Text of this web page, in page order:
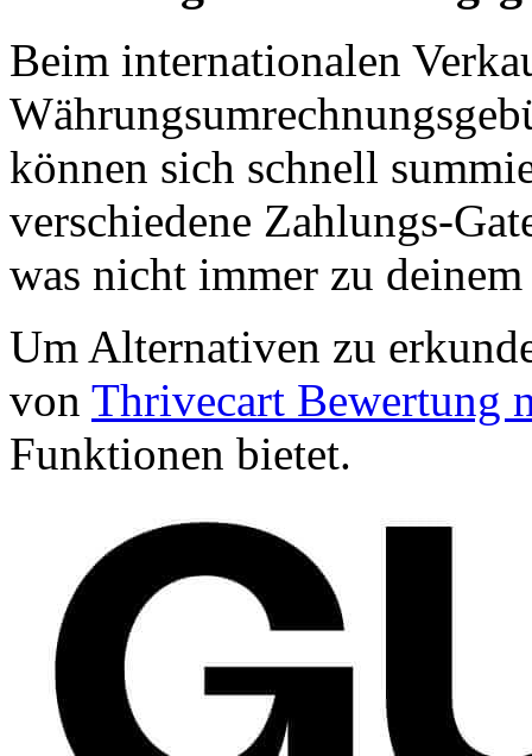
Beim internationalen
können sich schnell
verschiedene Zahlungs-
was nicht immer zu
Um Alternativen zu
von Thrivecart Bewertung
Funktionen bietet.